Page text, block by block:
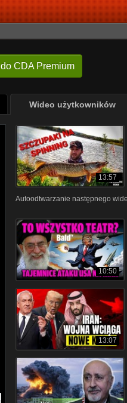
do CDA Premium
Wideo użytkowników
13:57
Autoodtwarzanie następnego
10:50
13:07